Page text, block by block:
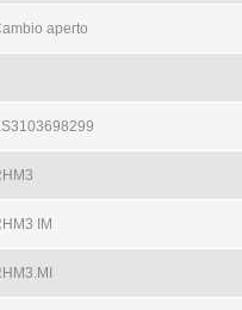
aperto
IM